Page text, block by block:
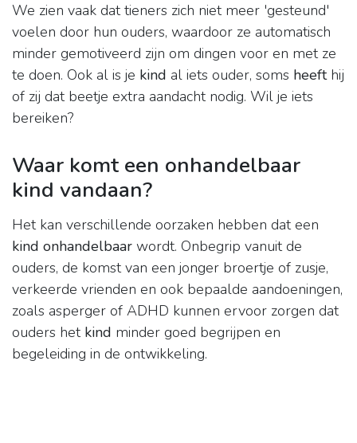
We zien vaak dat tieners zich niet meer 'gesteund'
voelen door hun ouders, waardoor ze automatisch
minder gemotiveerd zijn om dingen voor en met ze
te doen. Ook al is je kind al iets ouder, soms heefthij
of zij dat beetje extra aandacht nodig. Wil je iets
bereiken?
Waar komt een onhandelbaar
kind vandaan?
Het kan verschillende oorzaken hebben dat een
kind onhandelbaar wordt. Onbegrip vanuit de
ouders, de komst van een jonger broertje of zusje,
verkeerde vrienden en ook bepaalde aandoeningen,
zoals asperger of ADHD kunnen ervoor zorgen dat
ouders het kind minder goed begrijpen en
begeleiding in de ontwikkeling.